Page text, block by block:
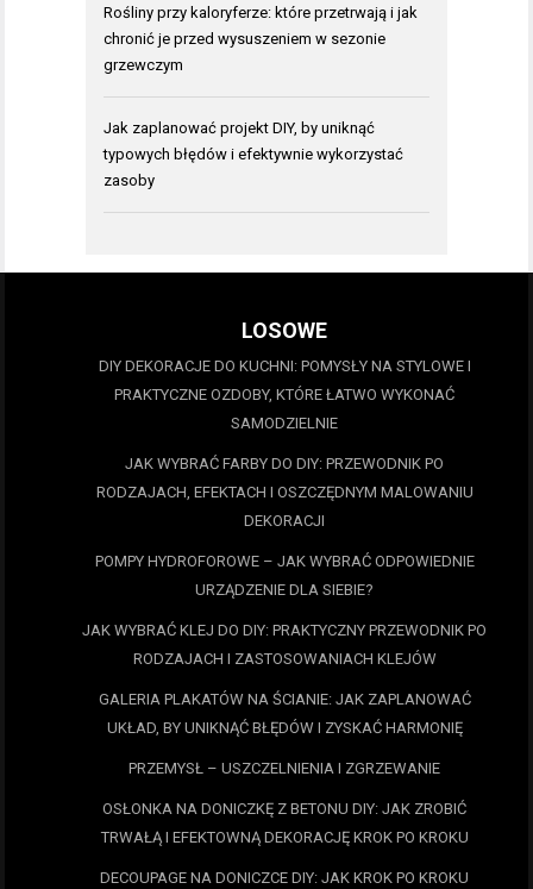
Rośliny przy kaloryferze: które przetrwają i jak
chronić je przed wysuszeniem w sezonie
grzewczym
Jak zaplanować projekt DIY, by uniknąć
typowych błędów i efektywnie wykorzystać
zasoby
LOSOWE
DIY DEKORACJE DO KUCHNI: POMYSŁY NA STYLOWE I
PRAKTYCZNE OZDOBY, KTÓRE ŁATWO WYKONAĆ
SAMODZIELNIE
JAK WYBRAĆ FARBY DO DIY: PRZEWODNIK PO
RODZAJACH, EFEKTACH I OSZCZĘDNYM MALOWANIU
DEKORACJI
POMPY HYDROFOROWE – JAK WYBRAĆ ODPOWIEDNIE
URZĄDZENIE DLA SIEBIE?
JAK WYBRAĆ KLEJ DO DIY: PRAKTYCZNY PRZEWODNIK PO
RODZAJACH I ZASTOSOWANIACH KLEJÓW
GALERIA PLAKATÓW NA ŚCIANIE: JAK ZAPLANOWAĆ
UKŁAD, BY UNIKNĄĆ BŁĘDÓW I ZYSKAĆ HARMONIĘ
PRZEMYSŁ – USZCZELNIENIA I ZGRZEWANIE
OSŁONKA NA DONICZKĘ Z BETONU DIY: JAK ZROBIĆ
TRWAŁĄ I EFEKTOWNĄ DEKORACJĘ KROK PO KROKU
DECOUPAGE NA DONICZCE DIY: JAK KROK PO KROKU